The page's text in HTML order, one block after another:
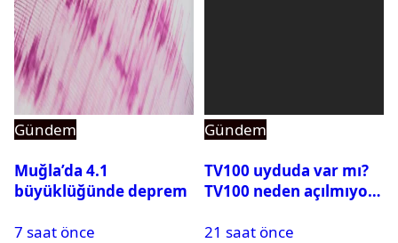
Gündem
Muğla’da 4.1
büyüklüğünde deprem
7 saat önce
Gündem
TV100 uyduda var mı?
TV100 neden açılmıyor?
21 saat önce